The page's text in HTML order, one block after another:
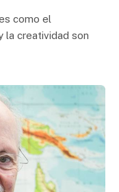
como el
la creatividad son